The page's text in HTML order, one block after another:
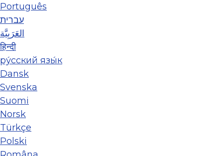
Português
עברית
العَرَبِيَّة
हिन्दी
ру́сский язы́к
Dansk
Svenska
Suomi
Norsk
Türkçe
Polski